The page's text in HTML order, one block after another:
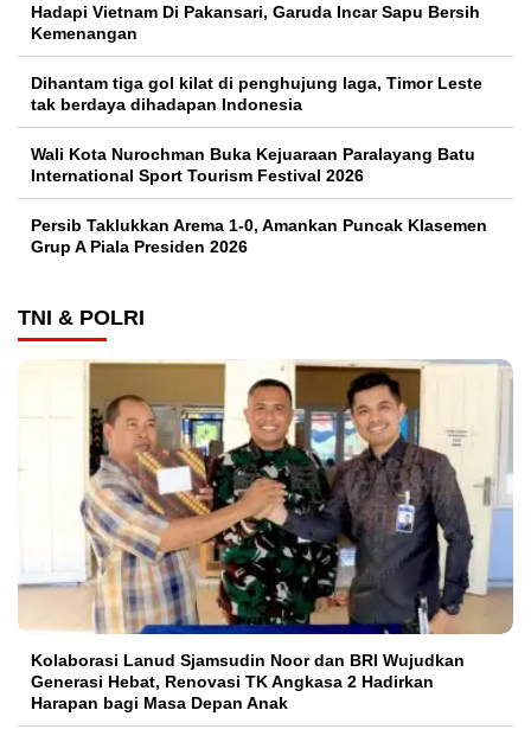
Hadapi Vietnam Di Pakansari, Garuda Incar Sapu Bersih
Kemenangan
Dihantam tiga gol kilat di penghujung laga, Timor Leste
tak berdaya dihadapan Indonesia
Wali Kota Nurochman Buka Kejuaraan Paralayang Batu
International Sport Tourism Festival 2026
Persib Taklukkan Arema 1-0, Amankan Puncak Klasemen
Grup A Piala Presiden 2026
TNI & POLRI
Kolaborasi Lanud Sjamsudin Noor dan BRI Wujudkan
Generasi Hebat, Renovasi TK Angkasa 2 Hadirkan
Harapan bagi Masa Depan Anak